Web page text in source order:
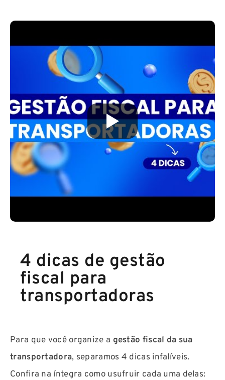
4 dicas de gestão
fiscal para
transportadoras
Para que você organize a gestão fiscal da sua
transportadora, separamos 4 dicas infalíveis.
Confira na íntegra como usufruir cada uma delas: